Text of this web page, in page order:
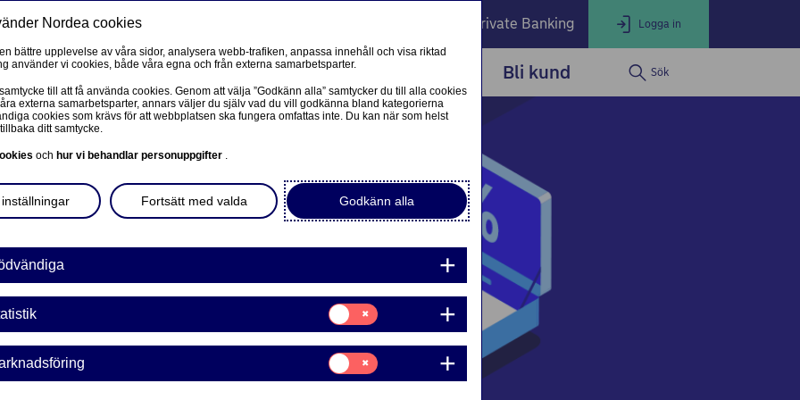
Private Banking Logga in
LOGGA IN
Logga in i nätbanken
Logga in som företagskund
Nordea Business
FÖRETAG
Corporate Netbank
Nordea Corporate
Våra sidor – kundinformation
Företagets Dokument/Signera digitalt
GiroLink
Nordea Bokföring
Ditt liv Våra tjänster Bli kund Sök
om
är egentligen
om sparande,
sparstrategin.
Nordea cookies
bättre upplevelse av våra sidor, analysera webb-trafiken, anpassa innehåll och visa riktad
använder vi cookies, både våra egna och från externa samarbetsparter.
till att få använda cookies. Genom att välja ”Godkänn alla” samtycker du till alla cookies
externa samarbetsparter, annars väljer du själv vad du vill godkänna bland kategorierna
cookies som krävs för att webbplatsen ska fungera omfattas inte. Du kan när som helst
ditt samtycke.
och hur vi behandlar personuppgifter .
Godkänn alla
Fortsätt med valda
Samtycke
för:
Statistik
Samtycke
för:
Marknadsföring